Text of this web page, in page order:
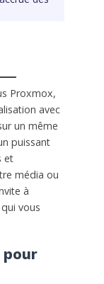
Proxmox,
avec
un même
puissant
et
média ou
à
vous
pour